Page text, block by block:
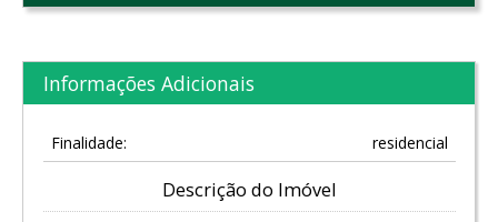
Informações Adicionais
Finalidade: residencial
Descrição do Imóvel